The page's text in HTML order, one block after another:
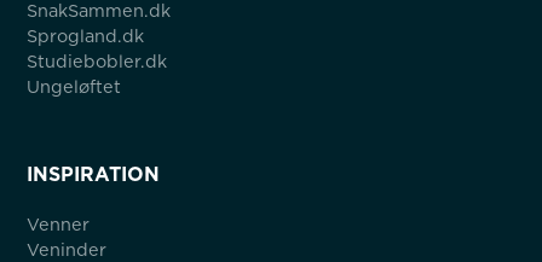
SnakSammen.dk
Sprogland.dk
Studiebobler.dk
Ungeløftet
INSPIRATION
Venner
Veninder